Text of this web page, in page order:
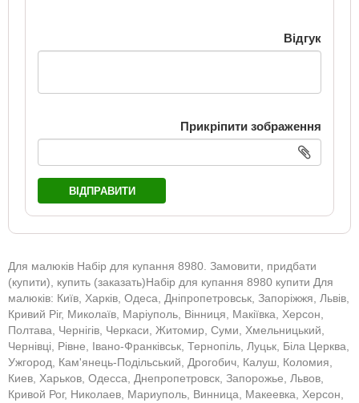
Відгук
Прикріпити зображення
ВІДПРАВИТИ
Для малюків Набір для купання 8980. Замовити, придбати
(купити), купить (заказать)Набір для купання 8980 купити Для
малюків: Київ, Харків, Одеса, Дніпропетровськ, Запоріжжя, Львів,
Кривий Ріг, Миколаїв, Маріуполь, Вінниця, Макіївка, Херсон,
Полтава, Чернігів, Черкаси, Житомир, Суми, Хмельницький,
Чернівці, Рівне, Івано-Франківськ, Тернопіль, Луцьк, Біла Церква,
Ужгород, Кам'янець-Подільський, Дрогобич, Калуш, Коломия,
Киев, Харьков, Одесса, Днепропетровск, Запорожье, Львов,
Кривой Рог, Николаев, Мариуполь, Винница, Макеевка, Херсон,